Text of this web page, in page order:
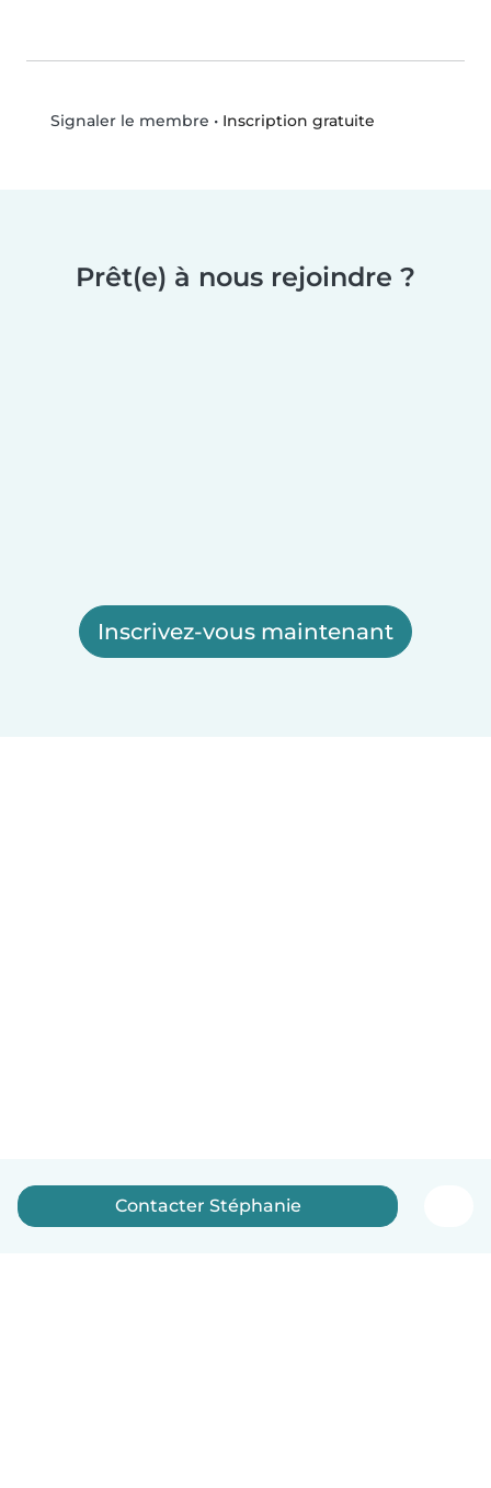
Signaler le membre • Inscription gratuite
Prêt(e) à nous rejoindre ?
Inscrivez-vous maintenant
Contacter Stéphanie